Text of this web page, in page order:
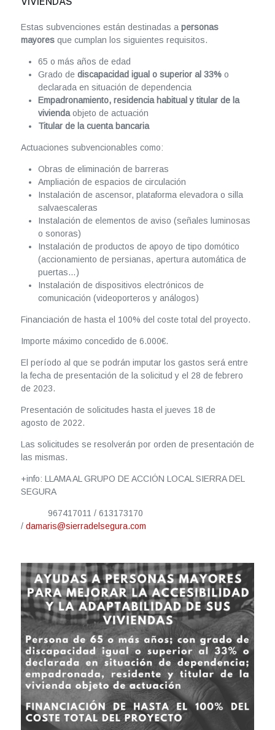
Estas subvenciones están destinadas a personas
mayores que cumplan los siguientes requisitos.
65 o más años de edad
Grado de discapacidad igual o superior al 33% o
declarada en situación de dependencia
Empadronamiento, residencia habitual y titular de la
viviendaobjeto de actuación
Titular de la cuenta bancaria
Actuaciones subvencionables como:
Obras de eliminación de barreras
Ampliación de espacios de circulación
Instalación de ascensor, plataforma elevadora o silla
salvaescaleras
Instalación de elementos de aviso (señales luminosas
o sonoras)
Instalación de productos de apoyo de tipo domótico
(accionamiento de persianas, apertura automática de
puertas…)
Instalación de dispositivos electrónicos de
comunicación (videoporteros y análogos)
Financiación de hasta el 100% del coste total del proyecto.
Importe máximo concedido de 6.000€.
El período al que se podrán imputar los gastos será entre
la fecha de presentación de la solicitud y el 28 de febrero
de 2023.
Presentación de solicitudes hasta el jueves 18 de
agosto de 2022.
Las solicitudes se resolverán por orden de presentación de
las mismas.
+info: LLAMA AL GRUPO DE ACCIÓN LOCAL SIERRA DEL
SEGURA
967417011 / 613173170
/ damaris@sierradelsegura.com